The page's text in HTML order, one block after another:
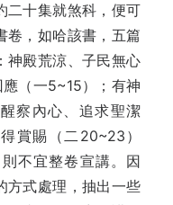
二十集就煞科，便可
卷，如哈該書，五篇
神殿荒涼、子民無心
應（一5~15）；有神
察內心、追求聖潔
賞賜（二20~23）
不宜整卷宣講。因
方式處理，抽出一些